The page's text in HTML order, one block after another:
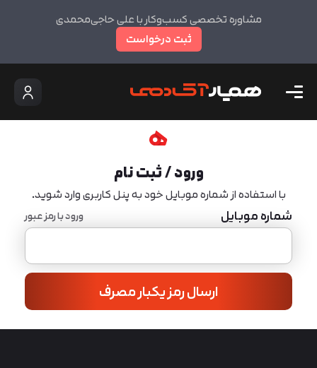
مشاوره تخصصی کسب‌وکار با علی حاجی‌محمدی
ثبت درخواست
ورود / ثبت نام
با استفاده از شماره موبایل خود به پنل کاربری وارد شوید.
شماره موبایل ورود با رمز عبور
ارسال رمز یکبار مصرف